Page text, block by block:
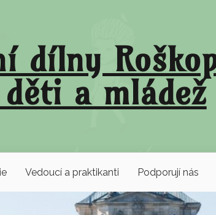
dílny
a mládež
Vedoucí a praktikanti Podporují nás